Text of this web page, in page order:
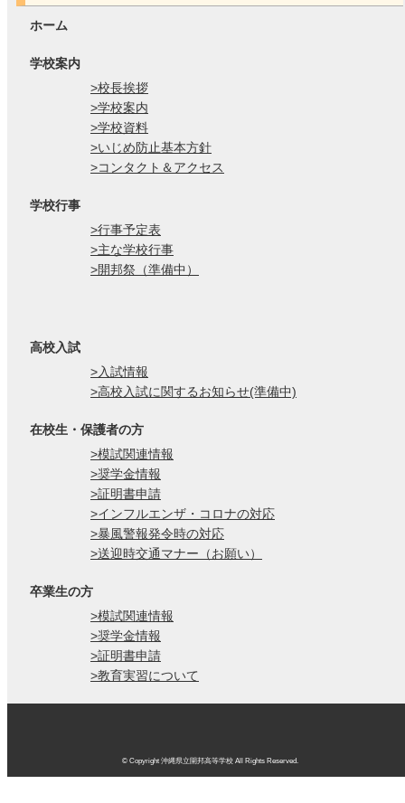
ホーム
学校案内
>校長挨拶
>学校案内
>学校資料
>いじめ防止基本方針
>コンタクト＆アクセス
学校行事
>行事予定表
>主な学校行事
>開邦祭（準備中）
高校入試
>入試情報
>高校入試に関するお知らせ(準備中)
在校生・保護者の方
>模試関連情報
>奨学金情報
>証明書申請
>インフルエンザ・コロナの対応
>暴風警報発令時の対応
>送迎時交通マナー（お願い）
卒業生の方
>模試関連情報
>奨学金情報
>証明書申請
>教育実習について
© Copyright 沖縄県立開邦高等学校 All Rights Reserved.